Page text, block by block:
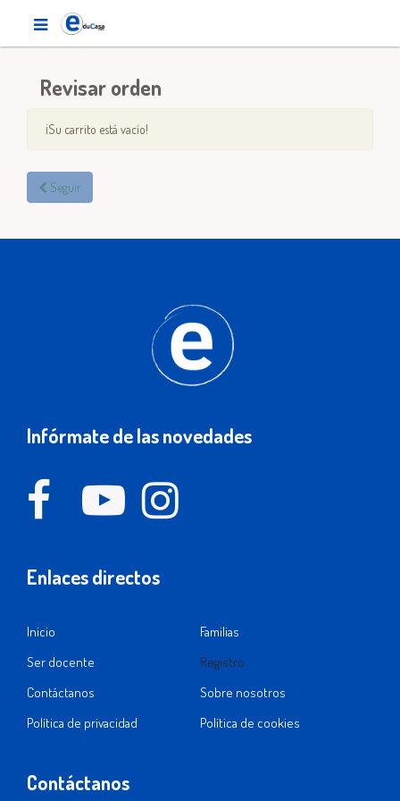
Revisar orden
¡Su carrito está vacío!
Seguir
Infórmate de las novedades
Enlaces directos
Inicio
Familias
Ser docente
Registro
Contáctanos
Sobre nosotros
Política de privacidad
Política de cookies
Contáctanos